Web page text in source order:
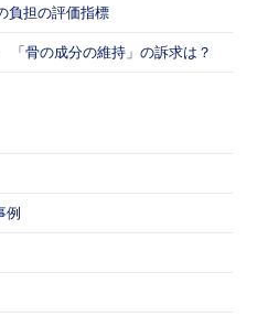
負担の評価指標
骨の成分の維持」の訴求は？
例